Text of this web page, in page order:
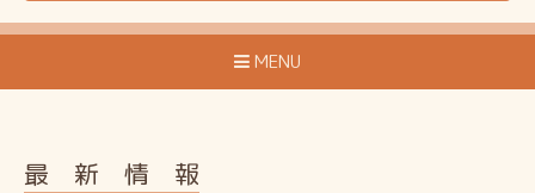
MENU
最 新 情 報